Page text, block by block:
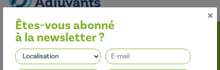
Optimiser l’efficacité des traitements
Nos adjuvants permettent d’améliorer l’efficacité des
herbicides, des fongicides, des insecticides et des régulateurs de
croissance, tout en limitant leur impact sur l’environnement.
×
Êtes-vous abonné
à la newsletter ?